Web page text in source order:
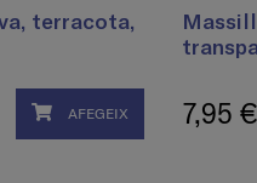
terracota,
AFEGEIX 7,95 €